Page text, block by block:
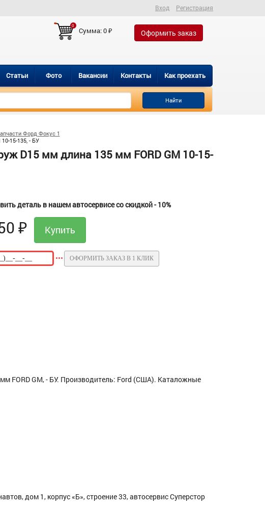
Вход Регистрация
0
Сумма:0₽ Оформить заказ
Статьи Фото Вакансии Контакты Как проехать
Найти
Форд Фокус 1
15-135, - БУ
D15 мм длина 135 мм FORD GM 10-15-
деталь в нашем автосервисе со скидкой - 10%
₽
ОФОРМИТЬ ЗАКАЗ В 1 КЛИК
FORD GM, - БУ. Производитель: Ford (США). Каталожные
дом 1, корпус «Б», строение 33, автосервис Суперстор